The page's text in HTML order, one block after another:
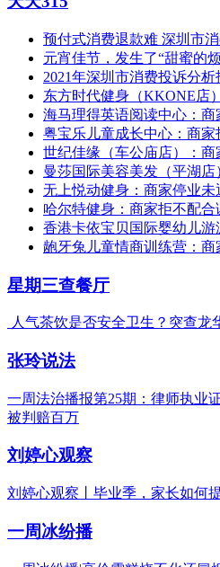
预付式消费退款难 深圳市
元宵佳节，发生了“甜蜜的
2021年深圳市消费投诉分
东方时代健身（KKONE店
海马理得英语阅读中心：
粤宝乐儿童成长中心：商家
世纪佳缘（车公庙店）：
曼莎国际美容美发（平湖
无上悦动健身：商家停业未
哈尔特健身：商家拒不配合
香港卡依宝贝国际婴幼儿
龅牙兔儿童情商训练营：
星期三查餐厅
人气茶饮是否安全卫生？突查龙
张玲说法
一周法治播报第25期：律师执业
被判赔百万
刘婷心观察
刘婷心观察丨毕业季，家长如何
一周冰纷播